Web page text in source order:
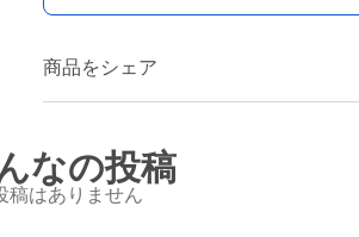
商品をシェア
なの投稿
稿はありません